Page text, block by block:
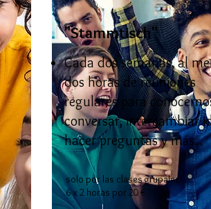
"Stammtisch"
Cada dos semanas, al
dos horas de reuniones
regulares para
conversar, intercambiar
hacer preguntas y más...
solo por las clases grupales
6 x 2 horas por 20 €